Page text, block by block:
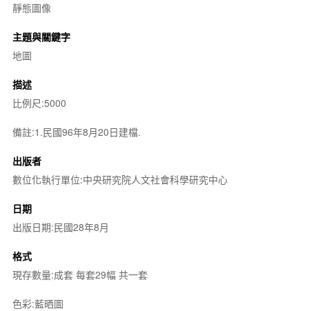
靜態圖像
主題與關鍵字
地圖
描述
比例尺:5000
備註:1.民國96年8月20日建檔.
出版者
數位化執行單位:中央研究院人文社會科學研究中心
日期
出版日期:民國28年8月
格式
現存數量:成套 每套29幅 共一套
色彩:藍晒圖